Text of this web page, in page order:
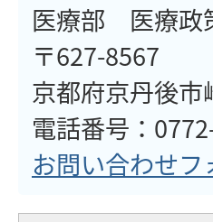
医療部 医療政
〒627-8567
京都府京丹後
電話番号：
お問い合わせフ